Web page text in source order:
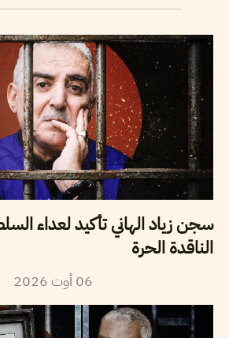
سجن زياد الهاني تأكيد لعداء
الناقدة الحرة
06 أوت2026